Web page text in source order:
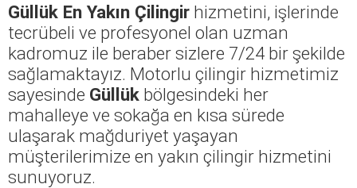
Güllük En Yakın Çilingir hizmetini, işlerinde
tecrübeli ve profesyonel olan uzman
kadromuz ile beraber sizlere 7/24 bir şekilde
sağlamaktayız. Motorlu çilingir hizmetimiz
sayesinde Güllük bölgesindeki her
mahalleye ve sokağa en kısa sürede
ulaşarak mağduriyet yaşayan
müşterilerimize en yakın çilingir hizmetini
sunuyoruz.